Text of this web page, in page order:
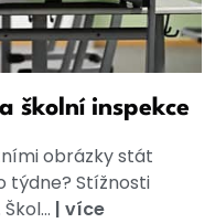
školní inspekce
obrázky stát
týdne? Stížnosti
| více